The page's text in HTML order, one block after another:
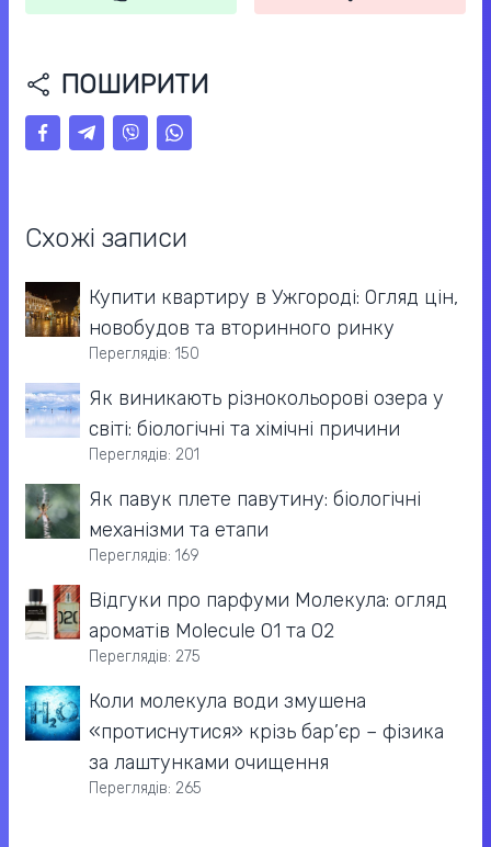
ПОШИРИТИ
Схожі записи
Купити квартиру в Ужгороді: Огляд цін,
новобудов та вторинного ринку
Переглядів: 150
Як виникають різнокольорові озера у
світі: біологічні та хімічні причини
Переглядів: 201
Як павук плете павутину: біологічні
механізми та етапи
Переглядів: 169
Відгуки про парфуми Молекула: огляд
ароматів Molecule 01 та 02
Переглядів: 275
Коли молекула води змушена
«протиснутися» крізь бар’єр – фізика
за лаштунками очищення
Переглядів: 265